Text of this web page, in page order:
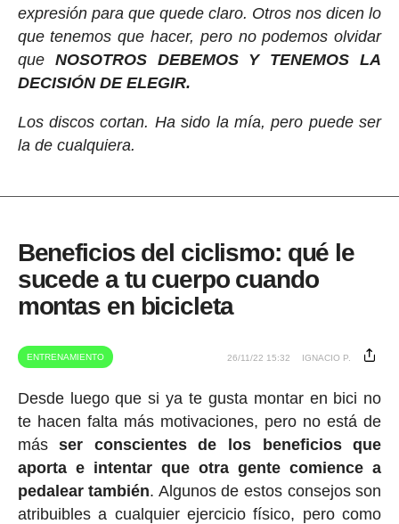
expresión para que quede claro. Otros nos dicen lo
que tenemos que hacer, pero no podemos olvidar
que NOSOTROS DEBEMOS Y TENEMOS LA
DECISIÓN DE ELEGIR.
Los discos cortan. Ha sido la mía, pero puede ser
la de cualquiera.
Beneficios del ciclismo: qué le
sucede a tu cuerpo cuando
montas en bicicleta
ENTRENAMIENTO 26/11/22 15:32 IGNACIO P.
Desde luego que si ya te gusta montar en bici no
te hacen falta más motivaciones, pero no está de
másser conscientes de los beneficios que
aporta e intentar que otra gente comience a
pedalear también. Algunos de estos consejos son
atribuibles a cualquier ejercicio físico, pero como